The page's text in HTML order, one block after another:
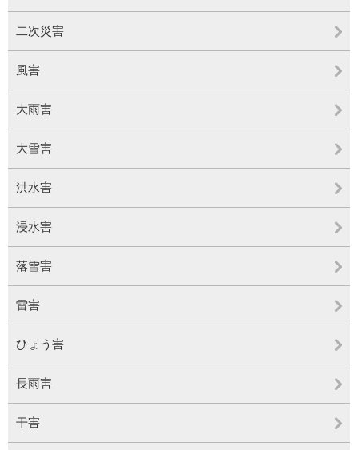
二次災害
風害
大雨害
大雪害
洪水害
浸水害
落雪害
雷害
ひょう害
長雨害
干害